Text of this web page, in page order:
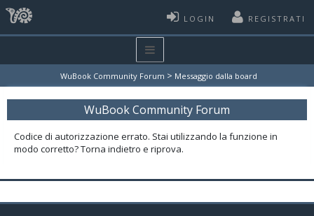
LOGIN REGISTRATI
WuBook Community Forum > Messaggio dalla board
WuBook Community Forum
Codice di autorizzazione errato. Stai utilizzando la funzione in
modo corretto? Torna indietro e riprova.